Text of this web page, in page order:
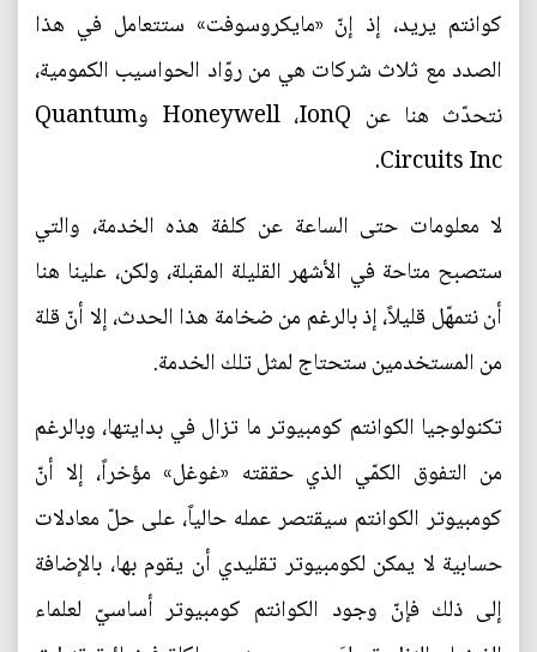
كوانتم يريد، إذ إنّ «مايكروسوفت» ستتعامل في هذا
الصدد مع ثلاث شركات هي من روّاد الحواسيب الكمومية،
نتحدّث هنا عن Honeywell ،IonQ وQuantum
Circuits Inc.
لا معلومات حتى الساعة عن كلفة هذه الخدمة، والتي
ستصبح متاحة في الأشهر القليلة المقبلة، ولكن، علينا هنا
أن نتمهّل قليلاً، إذ بالرغم من ضخامة هذا الحدث، إلا أنّ قلة
من المستخدمين ستحتاج لمثل تلك الخدمة.
تكنولوجيا الكوانتم كومبيوتر ما تزال في بدايتها، وبالرغم
من التفوق الكمّي الذي حققته «غوغل» مؤخراً، إلا أنّ
كومبيوتر الكوانتم سيقتصر عمله حالياً، على حلّ معادلات
حسابية لا يمكن لكومبيوتر تقليدي أن يقوم بها، بالإضافة
إلى ذلك فإنّ وجود الكوانتم كومبيوتر أساسيّ لعلماء